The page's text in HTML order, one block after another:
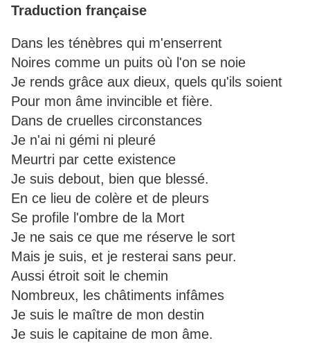
Traduction française
Dans les ténèbres qui m'enserrent
Noires comme un puits où l'on se noie
Je rends grâce aux dieux, quels qu'ils soient
Pour mon âme invincible et fière.
Dans de cruelles circonstances
Je n'ai ni gémi ni pleuré
Meurtri par cette existence
Je suis debout, bien que blessé.
En ce lieu de colère et de pleurs
Se profile l'ombre de la Mort
Je ne sais ce que me réserve le sort
Mais je suis, et je resterai sans peur.
Aussi étroit soit le chemin
Nombreux, les châtiments infâmes
Je suis le maître de mon destin
Je suis le capitaine de mon âme.